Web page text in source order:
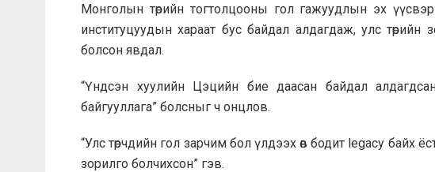
Монголын төрийн тогтолцооны гол гажуудлын эх
институцуудын хараат бус байдал алдагдаж, улс
болсон явдал.
“Үндсэн хуулийн Цэцийн бие даасан байдал
байгууллага” болсныг ч онцлов.
“Улс төрчдийн гол зарчим бол үлдээх өв бодит legacy байх
зорилго болчихсон” гэв.